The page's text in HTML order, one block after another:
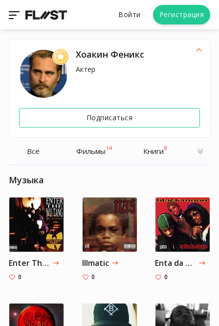
Войти Регистрация
Хоакин Феникс
Актер
Подписаться
Все Фильмы 14 Книги8
Музыка
Enter The Wu-Tang (36 Chambers)
0
Illmatic
0
Enta da Stage
0